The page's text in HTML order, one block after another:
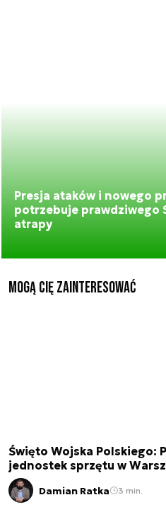
Presja ataków i nowego
potrzebuje prawdziwego
atrapy
Mogą Cię zainteresować
Święto Wojska Polskiego:
jednostek sprzętu w
Damian Ratka 3 min.